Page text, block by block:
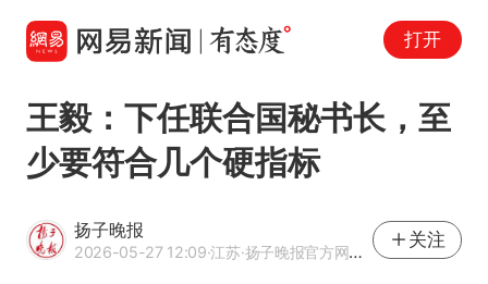
打开
王毅：下任联合国秘书长，至
少要符合几个硬指标
扬子晚报
2026-05-27 12:09·江苏·扬子晚报官方网易号
关注